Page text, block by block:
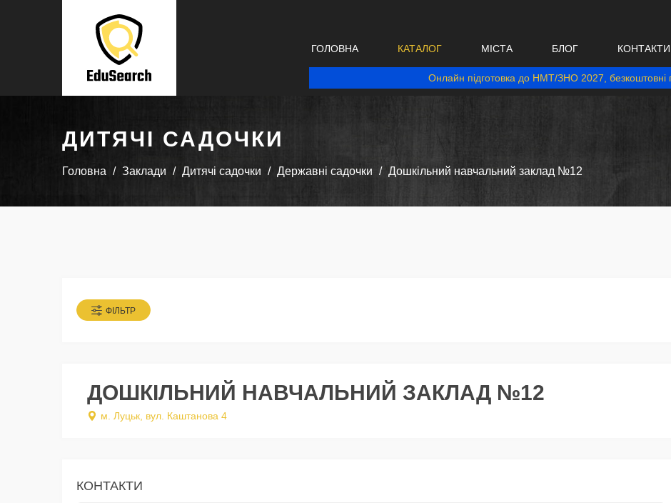
ГОЛОВНА КАТАЛОГ МІСТА БЛОГ КОНТАКТИ
Онлайн підготовка до НМТ/ЗНО 2027, безкоштовні
ДИТЯЧІ САДОЧКИ
Головна Заклади Дитячі садочки Державні садочки Дошкільний навчальний заклад №12
ФІЛЬТР
ДОШКІЛЬНИЙ НАВЧАЛЬНИЙ ЗАКЛАД №12
м. Луцьк, вул. Каштанова 4
КОНТАКТИ